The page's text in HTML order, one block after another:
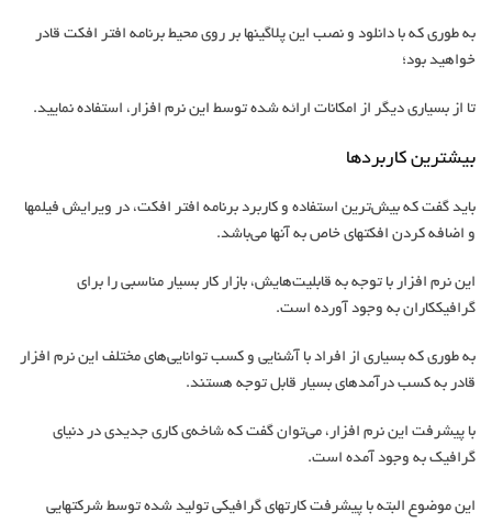
به طوری که با دانلود و نصب این پلاگین‎ها بر روی محیط برنامه افتر افکت قادر
خواهید بود؛
تا از بسیاری دیگر از امکانات ارائه شده توسط این نرم افزار، استفاده نمایید.
بیش‏ترین کاربردها
باید گفت که بیش‌‏ترین استفاده و کاربرد برنامه افتر افکت، در ویرایش فیلم‎ها
و اضافه کردن افکت‎های خاص به آن‏ها می‏‌باشد.
این نرم افزار با توجه به قابلیت‏‌هایش، بازار کار بسیار مناسبی را برای
گرافیک‎کاران به وجود آورده است.
به طوری که بسیاری از افراد با آشنایی و کسب توانایی‏‌های مختلف این نرم افزار
قادر به کسب درآمدهای بسیار قابل توجه هستند.
با پیشرفت این نرم افزار، می‏‌توان گفت که شاخه‏‌ی کاری جدیدی در دنیای
گرافیک به وجود آمده است.
این موضوع البته با پیشرفت کارت‎های گرافیکی تولید شده توسط شرکت‎هایی